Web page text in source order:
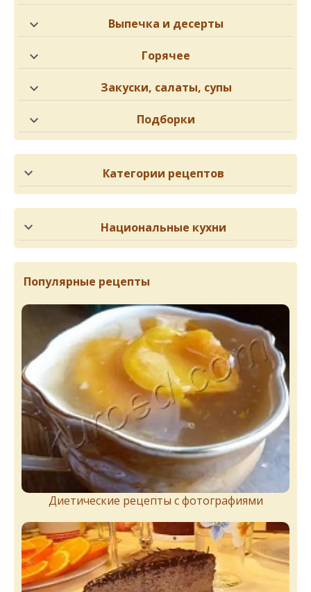
Выпечка и десерты
Горячее
Закуски, салаты, супы
Подборки
Категории рецептов
Национальные кухни
Популярные рецепты
Диетические рецепты с фотографиями